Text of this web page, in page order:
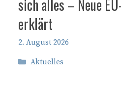
sich alles – Neue
erklärt
2. August 2026
Kategorien
Aktuelles